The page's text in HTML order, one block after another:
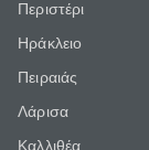
Περιστέρι
Ηράκλειο
Πειραιάς
Λάρισα
Καλλιθέα